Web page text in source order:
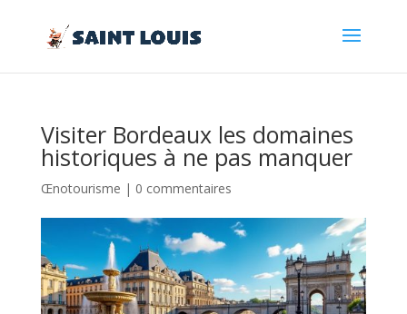
Visiter Bordeaux les domaines
historiques à ne pas manquer
Œnotourisme | 0 commentaires